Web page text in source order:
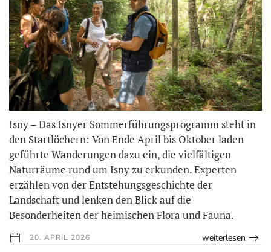
Isny – Das Isnyer Sommerführungsprogramm steht in
den Startlöchern: Von Ende April bis Oktober laden
geführte Wanderungen dazu ein, die vielfältigen
Naturräume rund um Isny zu erkunden. Experten
erzählen von der Entstehungsgeschichte der
Landschaft und lenken den Blick auf die
Besonderheiten der heimischen Flora und Fauna.
20. APRIL 2026 weiterlesen